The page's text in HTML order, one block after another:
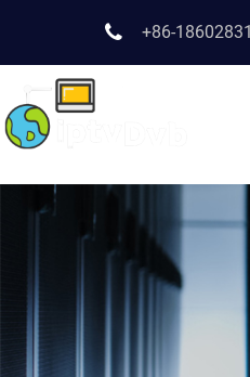
+86-